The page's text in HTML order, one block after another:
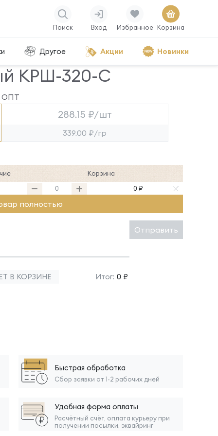
Поиск Вход Избранное Корзина
Другое Акции Новинки
КРШ-320-С
ОПТ
288.15 ₽/шт
339.00 ₽/гр
Корзина
0 ₽
полностью
Отправить
В КОРЗИНЕ Итог: 0 ₽
Быстрая обработка
Сбор заявки от 1-2 рабочих дней
Удобная форма оплаты
Расчётный счёт, оплата курьеру при
получении посылки, эквайринг